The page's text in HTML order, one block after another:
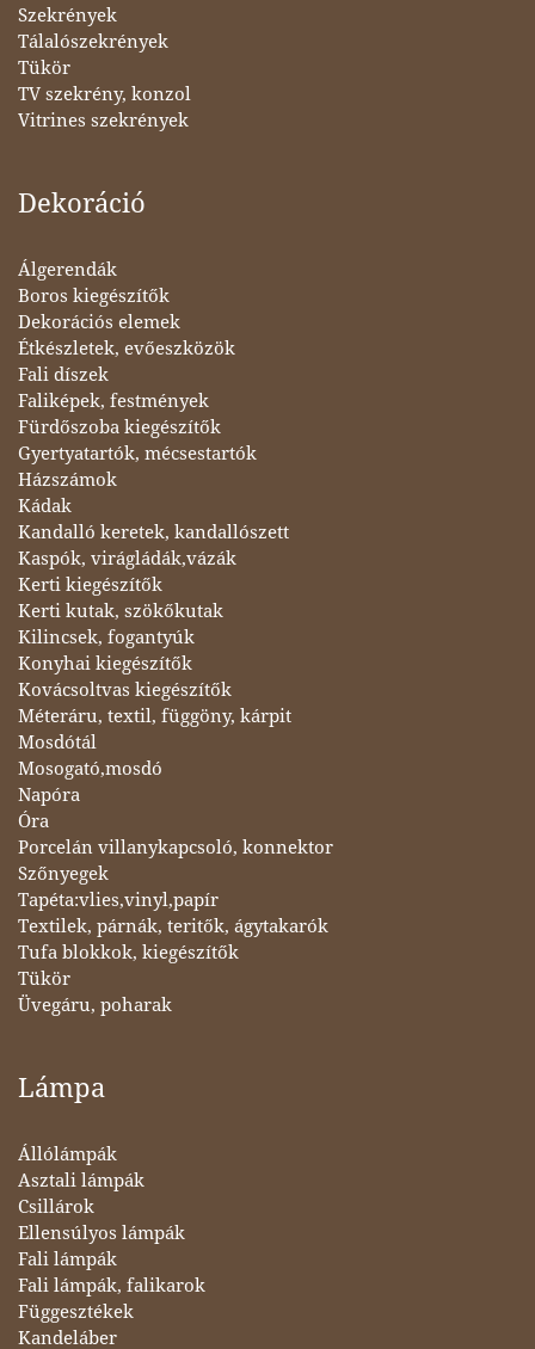
Szekrények
Tálalószekrények
Tükör
TV szekrény, konzol
Vitrines szekrények
Dekoráció
Álgerendák
Boros kiegészítők
Dekorációs elemek
Étkészletek, evőeszközök
Fali díszek
Faliképek, festmények
Fürdőszoba kiegészítők
Gyertyatartók, mécsestartók
Házszámok
Kádak
Kandalló keretek, kandallószett
Kaspók, virágládák,vázák
Kerti kiegészítők
Kerti kutak, szökőkutak
Kilincsek, fogantyúk
Konyhai kiegészítők
Kovácsoltvas kiegészítők
Méteráru, textil, függöny, kárpit
Mosdótál
Mosogató,mosdó
Napóra
Óra
Porcelán villanykapcsoló, konnektor
Szőnyegek
Tapéta:vlies,vinyl,papír
Textilek, párnák, teritők, ágytakarók
Tufa blokkok, kiegészítők
Tükör
Üvegáru, poharak
Lámpa
Állólámpák
Asztali lámpák
Csillárok
Ellensúlyos lámpák
Fali lámpák
Fali lámpák, falikarok
Függesztékek
Kandeláber